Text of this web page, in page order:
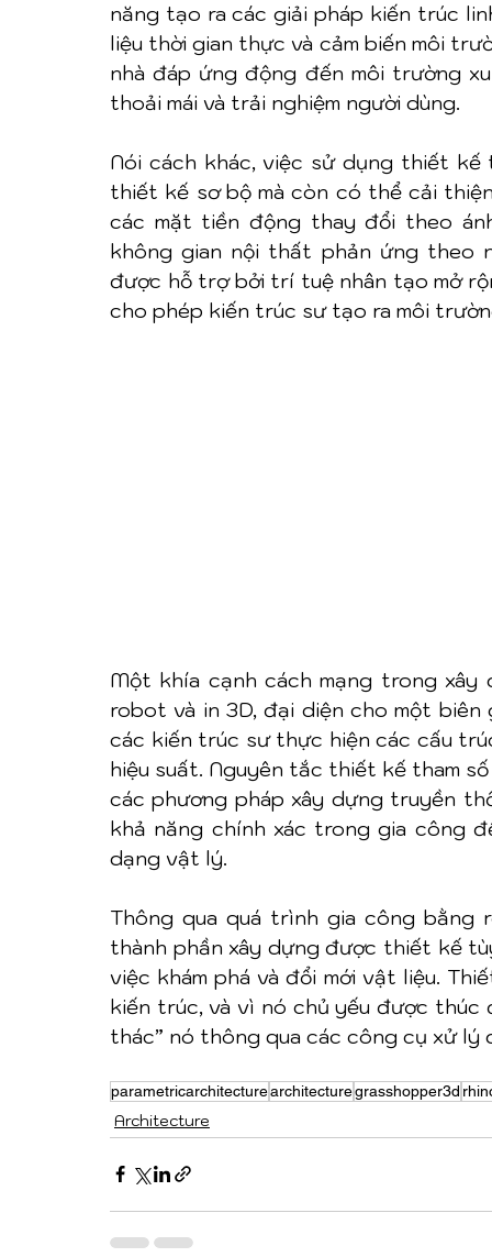
năng tạo ra các giải pháp kiến trúc
liệu thời gian thực và cảm biến môi
nhà đáp ứng động đến môi trường
thoải mái và trải nghiệm người dùng.
Nói cách khác, việc sử dụng thiết
thiết kế sơ bộ mà còn có thể cải
các mặt tiền động thay đổi theo
không gian nội thất phản ứng theo
được hỗ trợ bởi trí tuệ nhân tạo mở
cho phép kiến trúc sư tạo ra môi
Một khía cạnh cách mạng trong
robot và in 3D, đại diện cho một
các kiến trúc sư thực hiện các cấu
hiệu suất. Nguyên tắc thiết kế tham
các phương pháp xây dựng truyền
khả năng chính xác trong gia công
dạng vật lý.
Thông qua quá trình gia công
thành phần xây dựng được thiết kế
việc khám phá và đổi mới vật liệu.
kiến trúc, và vì nó chủ yếu được
thác” nó thông qua các công cụ xử lý
parametricarchitecturearchitecturegrasshopper3d
Architecture